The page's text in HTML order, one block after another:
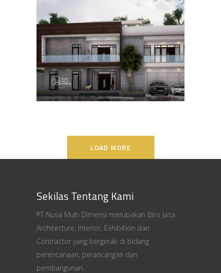
Desain Rumah Bapak Ali di
Lippo Karawaci
DESAIN RUMAH TERBAIK
LOAD MORE
Sekilas Tentang Kami
PT Nusa Multi Dimensi merupakan Biro Jasa
Architecture, Interior, Exhibition dan
Contractor yang bergerak di bidang
perencanaan, perancangan dan
pembangunan.